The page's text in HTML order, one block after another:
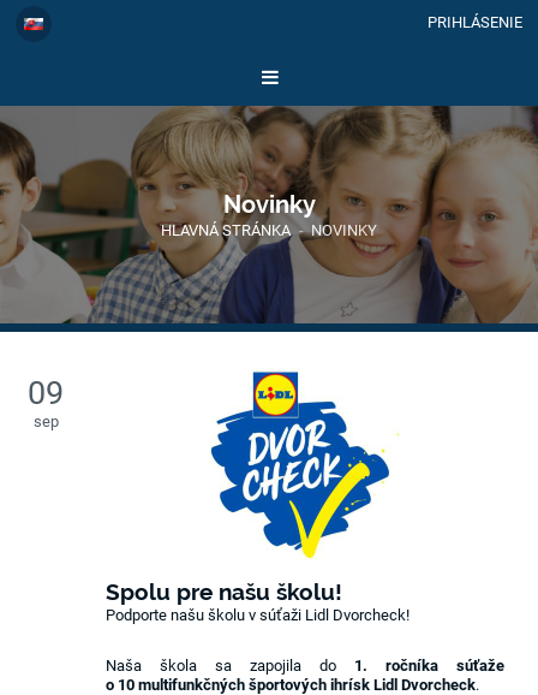
PRIHLÁSENIE
Novinky
HLAVNÁ STRÁNKA - NOVINKY
09
sep
Spolu pre našu školu!
Podporte našu školu v súťaži Lidl Dvorcheck!
Naša škola sa zapojila do 1. ročníka súťaže
o 10 multifunkčných športových ihrísk Lidl Dvorcheck.